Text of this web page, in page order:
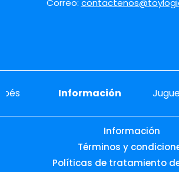
Correo:
Información
Información
Términos y
Políticas de tratamiento